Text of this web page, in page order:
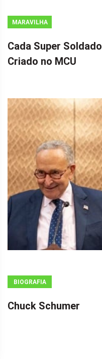
MARAVILHA
Cada Super Soldado
Criado no MCU
BIOGRAFIA
Chuck Schumer